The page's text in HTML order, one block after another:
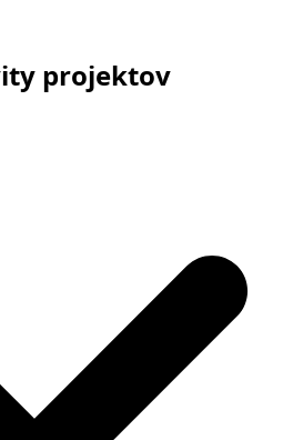
projektov